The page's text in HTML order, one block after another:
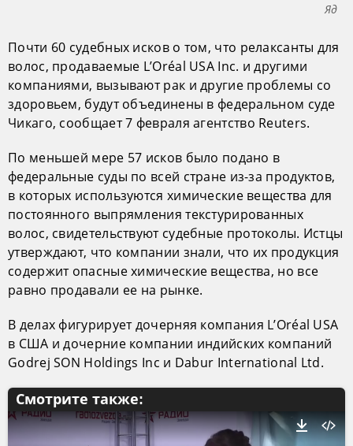
Яд
Почти 60 судебных исков о том, что релаксанты для
волос, продаваемые L’Oréal USA Inc. и другими
компаниями, вызывают рак и другие проблемы со
здоровьем, будут объединены в федеральном суде
Чикаго, сообщает 7 февраля агентство Reuters.
По меньшей мере 57 исков было подано в
федеральные суды по всей стране из-за продуктов,
в которых используются химические вещества для
постоянного выпрямления текстурированных
волос, свидетельствуют судебные протоколы. Истцы
утверждают, что компании знали, что их продукция
содержит опасные химические вещества, но все
равно продавали ее на рынке.
В делах фигурирует дочерняя компания L’Oréal USA
в США и дочерние компании индийских компаний
Godrej SON Holdings Inc и Dabur International Ltd.
Смотрите также: